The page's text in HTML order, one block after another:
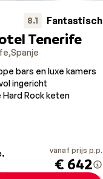
8.1 Fantastisch
Tenerife
Spanje
bars en luxe kamers
ingericht
Rock keten
vanaf prijs p.p.
€ 642